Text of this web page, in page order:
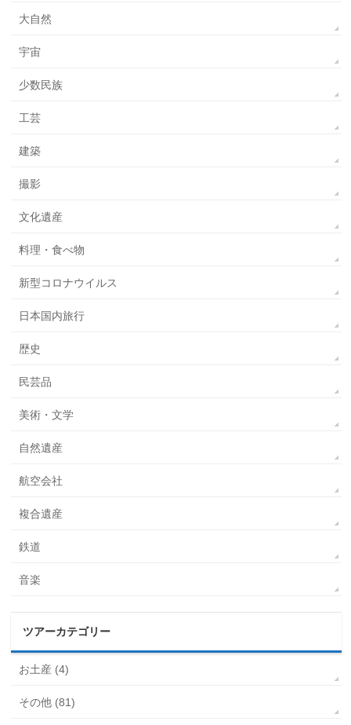
大自然
宇宙
少数民族
工芸
建築
撮影
文化遺産
料理・食べ物
新型コロナウイルス
日本国内旅行
歴史
民芸品
美術・文学
自然遺産
航空会社
複合遺産
鉄道
音楽
ツアーカテゴリー
お土産 (4)
その他 (81)